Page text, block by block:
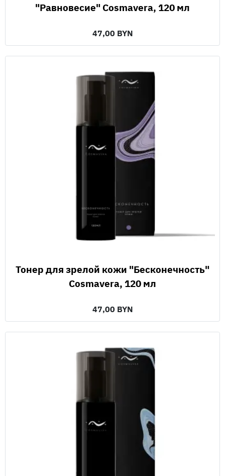
"Равновесие" Cosmavera, 120 мл
47,00 BYN
Тонер для зрелой кожи "Бесконечность"
Cosmavera, 120 мл
47,00 BYN